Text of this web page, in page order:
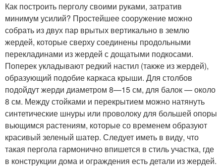
Как построить перголу своими руками, затратив
минимум усилий? Простейшее сооружение можно
собрать из двух пар врытых вертикально в землю
жердей, которые сверху соединены продольными
перекладинами из жердей с дощатыми подкосами.
Поперек укладывают редкий настил (также из жердей),
образующий подобие каркаса крыши. Для столбов
подойдут жерди диаметром 8—15 см, для балок — около
8 см. Между стойками и перекрытием можно натянуть
синтетические шнуры или проволоку для большей опоры
вьющимся растениям, которые со временем образуют
красивый зеленый шатер. Следует иметь в виду, что
такая пергола гармонично впишется в стиль участка, где
в конструкции дома и ограждения есть детали из жердей.